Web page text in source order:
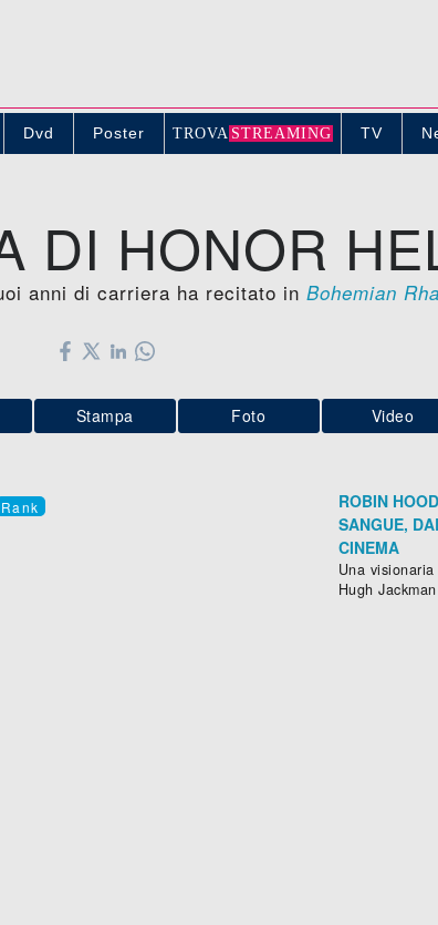
Dvd Poster TROVA STREAMING TV
DI HONOR
anni di carriera ha recitato in Bohemian
Stampa Foto Video
Rank
ROBIN
SANGUE,
CINEMA
Una
Hugh